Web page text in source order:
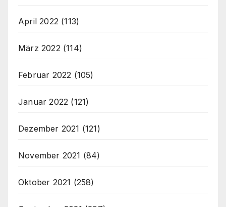
April 2022 (113)
März 2022 (114)
Februar 2022 (105)
Januar 2022 (121)
Dezember 2021 (121)
November 2021 (84)
Oktober 2021 (258)